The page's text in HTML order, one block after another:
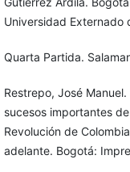
Universidad Externado
Quarta Partida.
Restrepo, José
sucesos importantes
Revolución de
adelante. Bogotá: